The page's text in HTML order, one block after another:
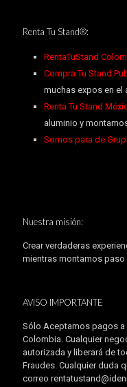
Renta Tu Stand®:
RentaTuStand
Compra Tu Stand
muchas expos en el
Renta Tu Stand
aluminio y
Somos para de
Nuestra misión:
Crear verdaderas
mientras montamos
AVISO IMPORTANTE
Sólo Aceptamos pagos a
Colombia. Cualquier
autorizada y liberará de
Fraudes. Cualquier duda
correo